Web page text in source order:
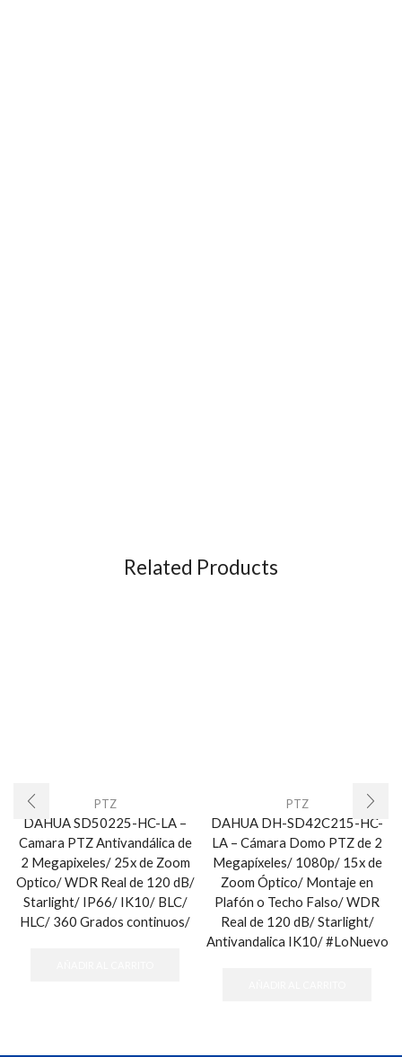
Related Products
PTZ
DAHUA SD50225-HC-LA –
Camara PTZ Antivandálica de
2 Megapixeles/ 25x de Zoom
Optico/ WDR Real de 120 dB/
Starlight/ IP66/ IK10/ BLC/
HLC/ 360 Grados continuos/
PTZ
DAHUA DH-SD42C215-HC-
LA – Cámara Domo PTZ de 2
Megapíxeles/ 1080p/ 15x de
Zoom Óptico/ Montaje en
Plafón o Techo Falso/ WDR
Real de 120 dB/ Starlight/
Antivandalica IK10/ #LoNuevo